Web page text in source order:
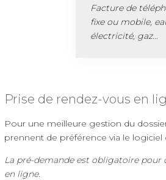
Facture de
fixe ou mobile,
électricité, gaz…
Prise de rendez-vous en
Pour une meilleure gestion du
prennent de préférence via le logiciel
La pré-demande est obligatoire pour
en ligne.